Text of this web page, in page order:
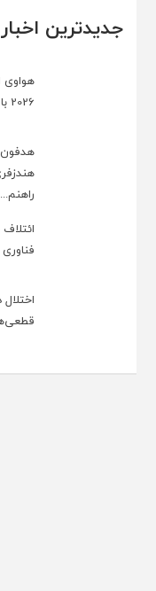
جدیدترین
هواوی
2026 با تراشه جدید...
راهنم...
اختلال